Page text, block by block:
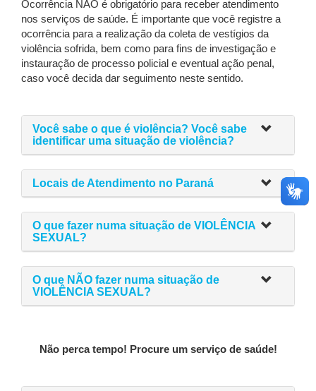
Ocorrência NÃO é obrigatório para receber atendimento
nos serviços de saúde. É importante que você registre a
ocorrência para a realização da coleta de vestígios da
violência sofrida, bem como para fins de investigação e
instauração de processo policial e eventual ação penal,
caso você decida dar seguimento neste sentido.
Você sabe o que é violência? Você sabe
identificar uma situação de violência?
Locais de Atendimento no Paraná
O que fazer numa situação de VIOLÊNCIA
SEXUAL?
O que NÃO fazer numa situação de
VIOLÊNCIA SEXUAL?
Não perca tempo! Procure um serviço de saúde!